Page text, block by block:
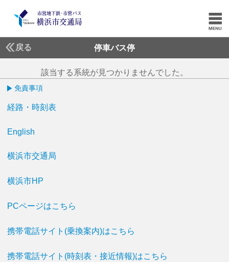
戻る 停車バス停
該当する系統が見つかりませんでした。
免責事項
経路・時刻表
English
横浜市交通局
横浜市HP
PCページはこちら
携帯電話サイト(乗換案内)はこちら
携帯電話サイト(時刻表・接近情報)はこちら